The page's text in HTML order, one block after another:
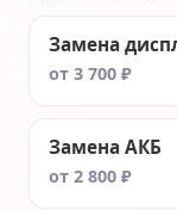
Замена
от 3 700 ₽
Замена АКБ
от 2 800 ₽